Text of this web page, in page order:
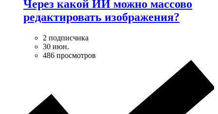
Через какой ИИ можно массово
редактировать изображения?
2 подписчика
30 июн.
486 просмотров